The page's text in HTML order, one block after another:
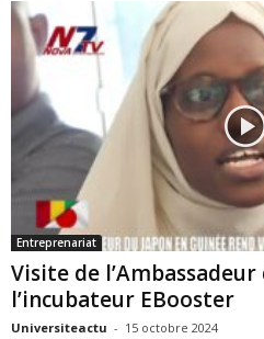
Entreprenariat
Visite de l’Ambassadeur
l’incubateur EBooster
Universiteactu - 15 octobre 2024